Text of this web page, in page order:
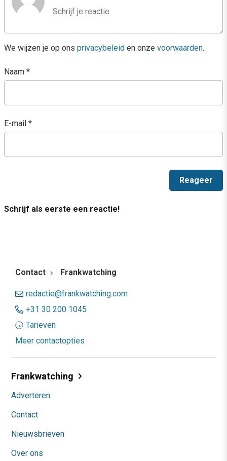
We wijzen je op ons privacybeleid en onze voorwaarden.
Naam *
E-mail *
Schrijf als eerste een reactie!
Contact Frankwatching
redactie@frankwatching.com
+31 30 200 1045
Tarieven
Meer contactopties
Frankwatching
Adverteren
Contact
Nieuwsbrieven
Over ons